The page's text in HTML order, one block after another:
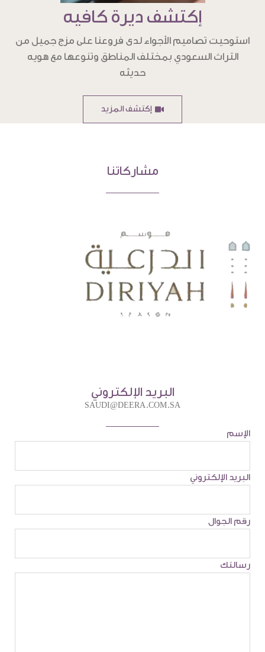
إكتشف ديرة كافيه
استوحيت تصاميم الأجواء لدى فروعنا على مزج جميل من
التراث السعودي بمختلف المناطق وتنوعها مع هويه
حديثه
إكتشف المزيد
مشاركاتنا
البريد الإلكتروني
SAUDI@DEERA.COM.SA
الإسم
البريد الإلكتروني
رقم الجوال
رسالتك